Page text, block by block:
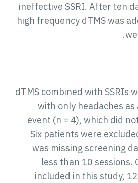
ineffective SSRI. After ten
high frequency dTMS was
dTMS combined with SSRIs
with only headaches
event (n = 4), which did
Six patients were
was missing screening
less than 10 sessions.
included in this study,